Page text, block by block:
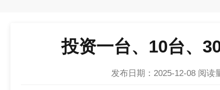
投资一台、10台、
发布日期：2025-12-08 阅读